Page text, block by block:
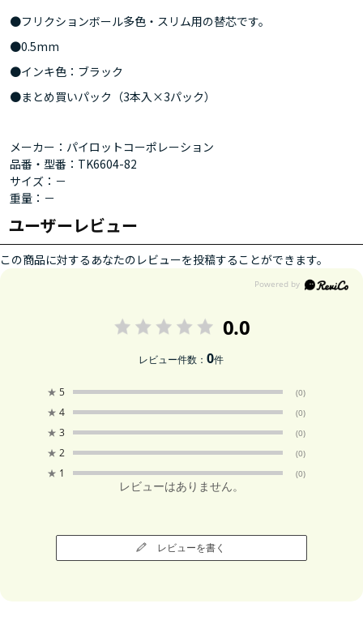
●フリクションボール多色・スリム用の替芯です。
●0.5mm
●インキ色：ブラック
●まとめ買いパック（3本入×3パック）
メーカー：パイロットコーポレーション
品番・型番：TK6604-82
サイズ：－
重量：－
ユーザーレビュー
この商品に対するあなたのレビューを投稿することができます。
0.0
レビュー件数：0件
★ 5 (0)
★ 4 (0)
★ 3 (0)
★ 2 (0)
★ 1 (0)
レビューはありません。
レビューを書く